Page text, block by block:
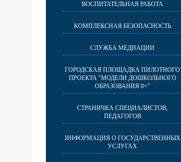
ВОСПИТАТЕЛЬНАЯ РАБОТА
КОМПЛЕКСНАЯ БЕЗОПАСНОСТЬ
СЛУЖБА МЕДИАЦИИ
ГОРОДСКАЯ ПЛОЩАДКА ПИЛОТНОГО
ПРОЕКТА "МОДЕЛИ ДОШКОЛЬНОГО
ОБРАЗОВАНИЯ 0+"
СТРАНИЧКА СПЕЦИАЛИСТОВ,
ПЕДАГОГОВ
ИНФОРМАЦИЯ О ГОСУДАРСТВЕННЫХ
УСЛУГАХ